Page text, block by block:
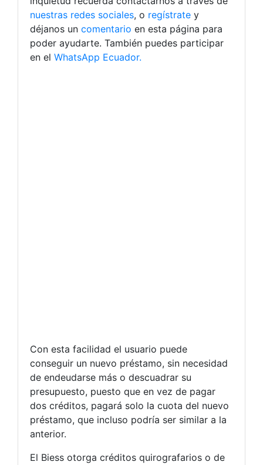
nuestras redes sociales, o regístrate y
déjanos un comentario en esta página para
poder ayudarte. También puedes participar
en el WhatsApp Ecuador.
Con esta facilidad el usuario puede
conseguir un nuevo préstamo, sin necesidad
de endeudarse más o descuadrar su
presupuesto, puesto que en vez de pagar
dos créditos, pagará solo la cuota del nuevo
préstamo, que incluso podría ser similar a la
anterior.
El Biess otorga créditos quirografarios o de